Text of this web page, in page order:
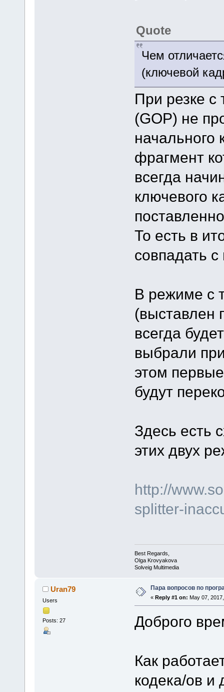
Quote
Чем
(ключевой
При резке с
(GOP) не
фрагмент
всегда
ключевого
То есть в
совпадать
В режиме с
(выставлен
всегда
выбрали
этом
будут
Здесь есть
этих двух
http://
splitter-
Best Regards,
Olga Krovyakova
Solveig Multimedia
Uran79
Users
Posts: 27
Пара вопросов по
« Reply #1 on: May 07,
Доброго
Как
кодека/ов и